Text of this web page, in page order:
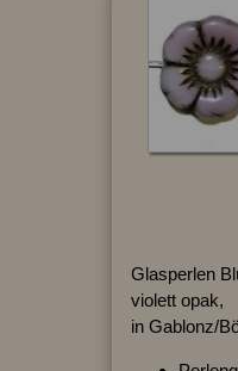
Glasperlen
violett opak,
in Gablonz/